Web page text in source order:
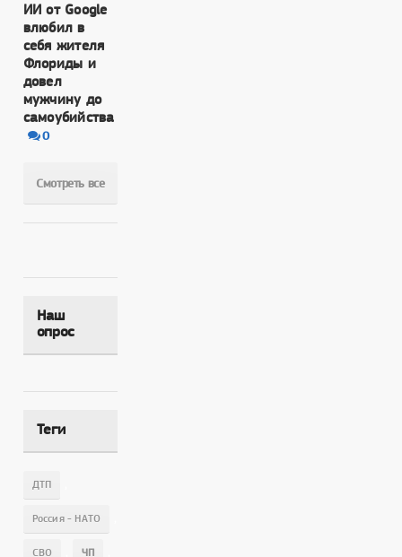
ИИ от Google
влюбил в
себя жителя
Флориды и
довел
мужчину до
самоубийства
0
Смотреть все
Наш
опрос
Теги
ДТП
Россия - НАТО
СВО ЧП